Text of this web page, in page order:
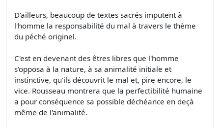
D'ailleurs, beaucoup de textes sacrés imputent à
l'homme la responsabilité du mal à travers le thème
du péché originel.
C'est en devenant des êtres libres que l'homme
s'opposa à la nature, à sa animalité initiale et
instinctive, qu'ils découvrit le mal et, pire encore, le
vice. Rousseau montrera que la perfectibilité humaine
a pour conséquence sa possible déchéance en deçà
même de l'animalité.